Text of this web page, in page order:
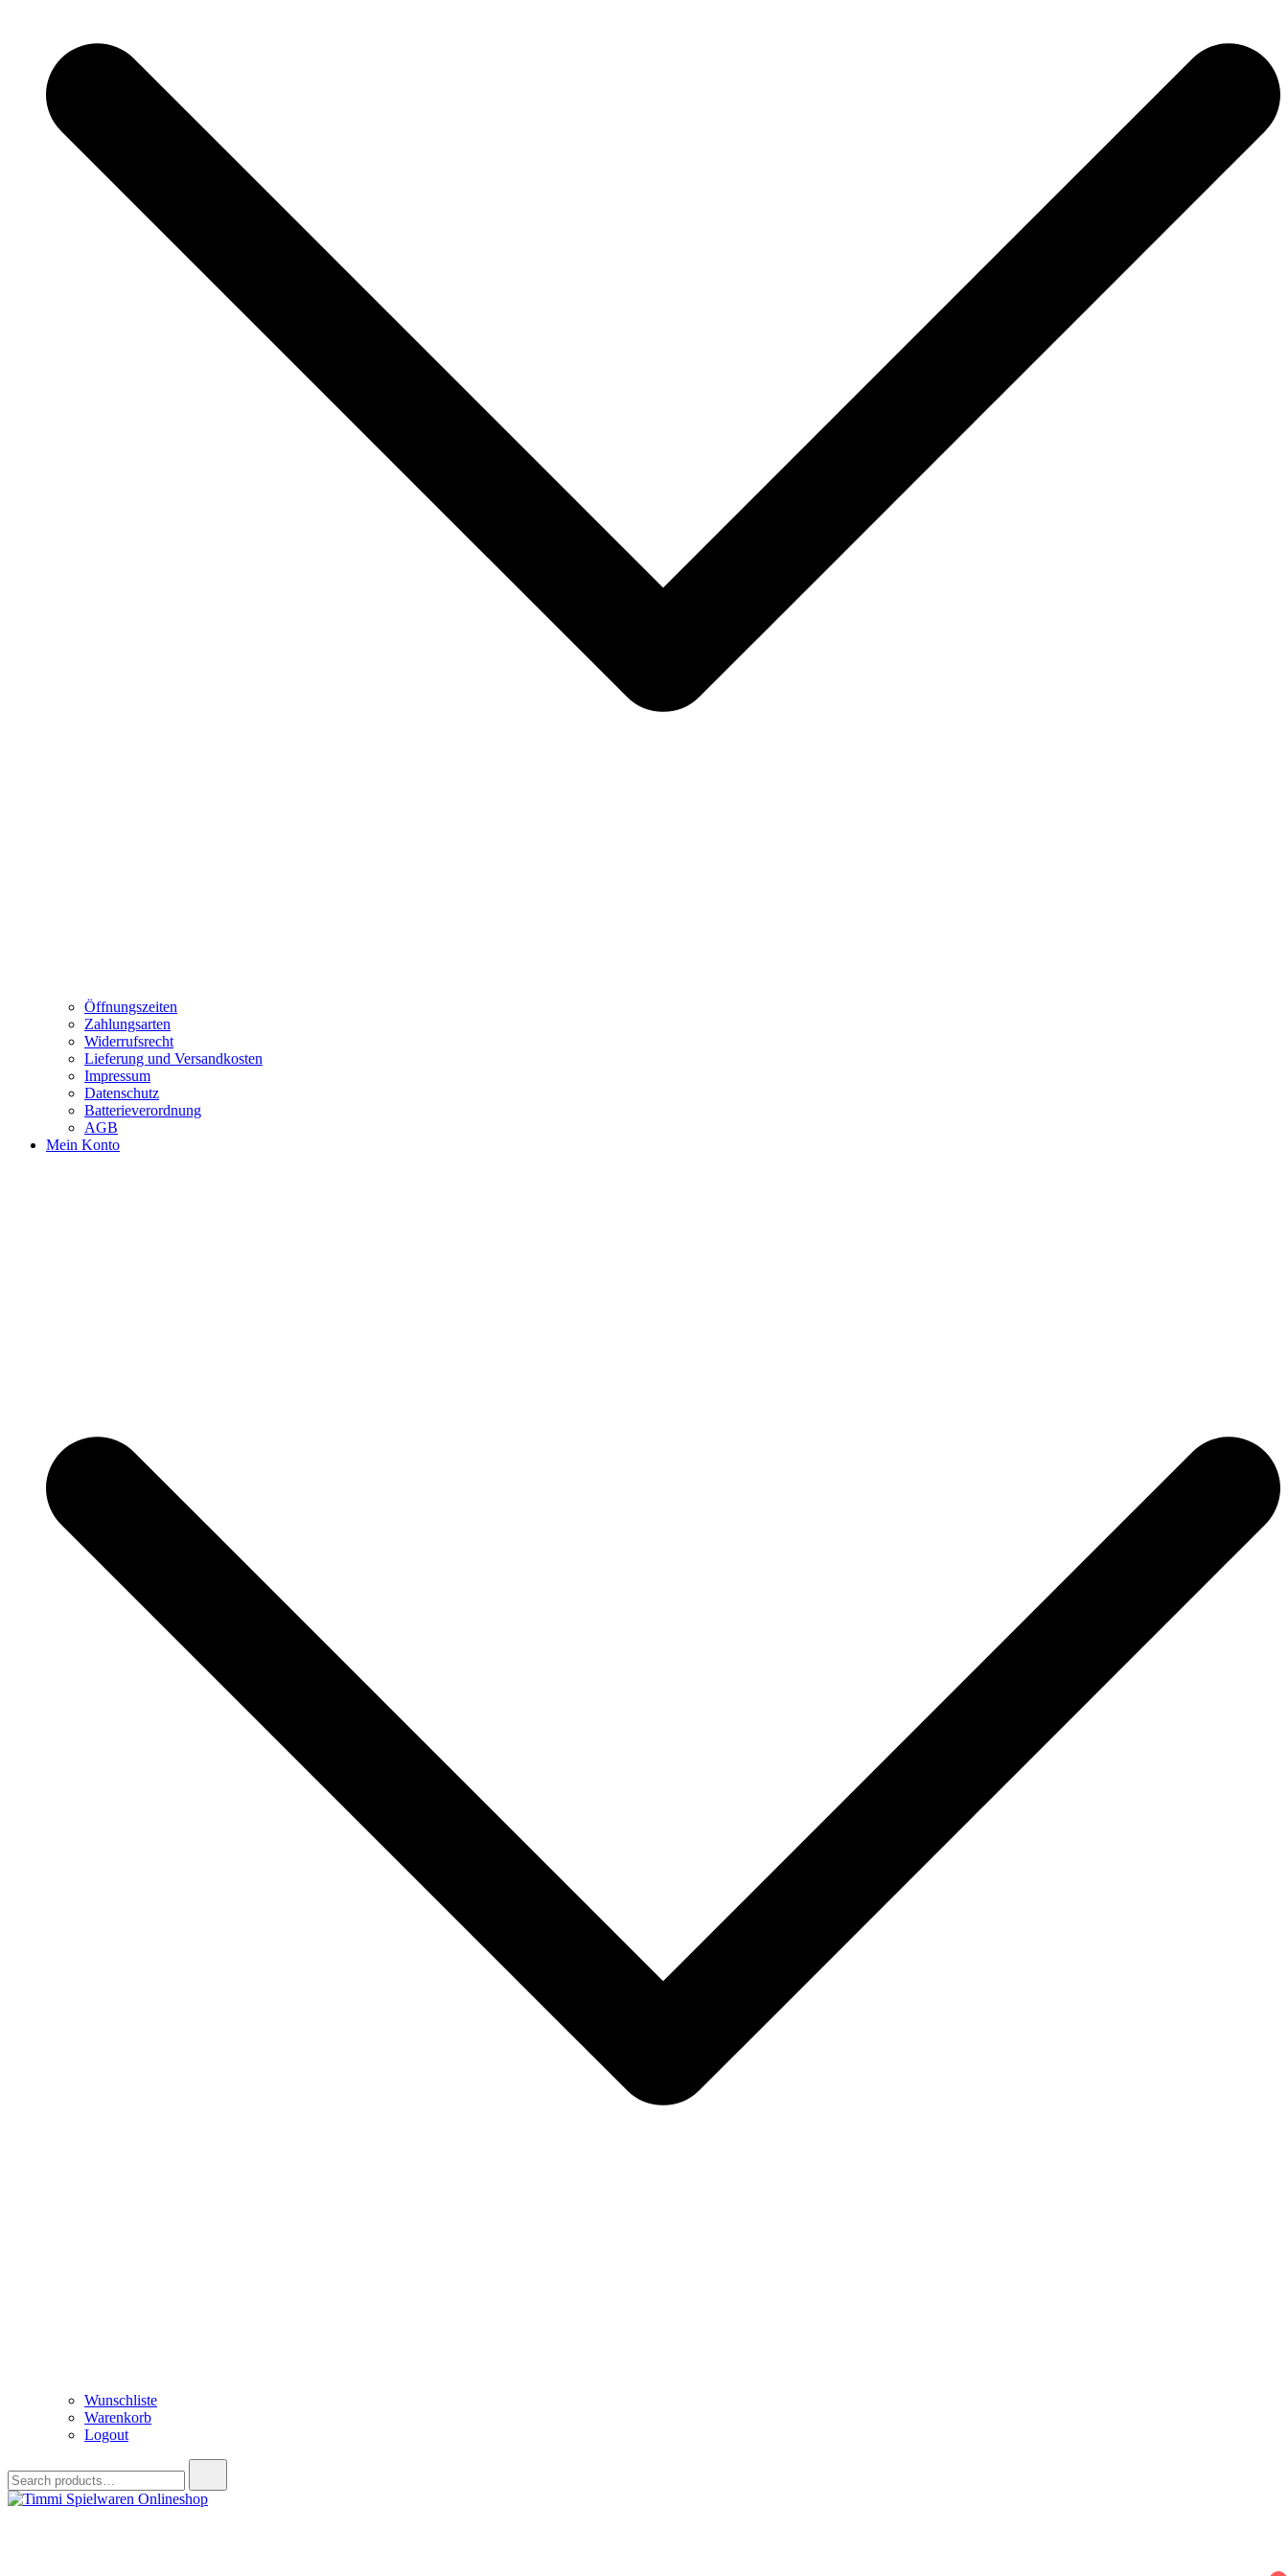
Öffnungszeiten
Zahlungsarten
Widerrufsrecht
Lieferung und Versandkosten
Impressum
Datenschutz
Batterieverordnung
AGB
Mein Konto
Wunschliste
Warenkorb
Logout
for: